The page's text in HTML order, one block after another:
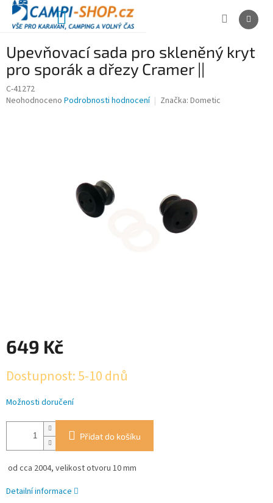
Přejít
obsah
NÁKUPNÍ
Upevňovací sada pro skleněný kryt
pro sporák a dřezy Cramer ||
C-41272
Průměrné
Neohodnoceno Podrobnosti hodnocení Značka: Dometic
649 Kč
cena:
Dostupnost: 5-10 dnů
Možnosti doručení
Přidat do košíku
od cca 2004, velikost otvoru 10 mm
Detailní informace